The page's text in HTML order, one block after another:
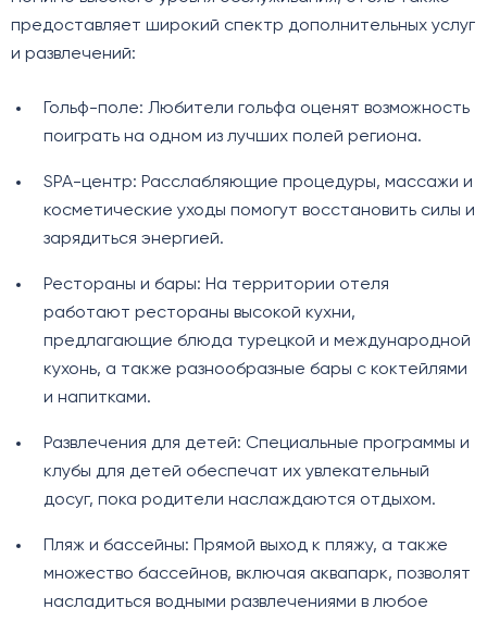
предоставляет широкий спектр дополнительных услуг
и развлечений:
Гольф-поле: Любители гольфа оценят возможность
поиграть на одном из лучших полей региона.
SPA-центр: Расслабляющие процедуры, массажи и
косметические уходы помогут восстановить силы и
зарядиться энергией.
Рестораны и бары: На территории отеля
работают рестораны высокой кухни,
предлагающие блюда турецкой и международной
кухонь, а также разнообразные бары с коктейлями
и напитками.
Развлечения для детей: Специальные программы и
клубы для детей обеспечат их увлекательный
досуг, пока родители наслаждаются отдыхом.
Пляж и бассейны: Прямой выход к пляжу, а также
множество бассейнов, включая аквапарк, позволят
насладиться водными развлечениями в любое